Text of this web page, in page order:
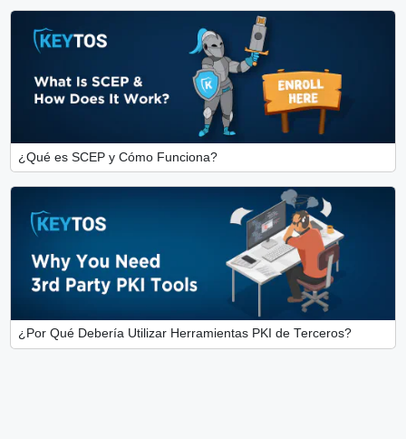
¿Qué es SCEP y Cómo Funciona?
¿Por Qué Debería Utilizar Herramientas PKI de Terceros?